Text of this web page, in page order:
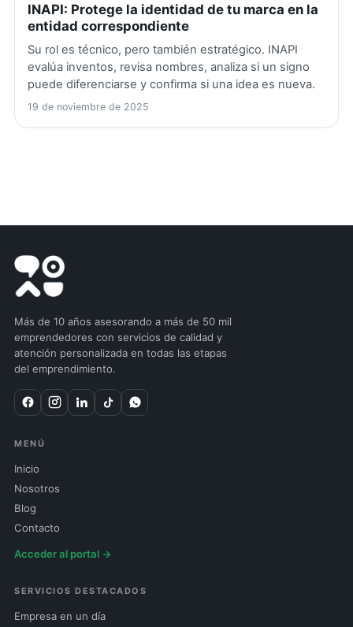
INAPI: Protege la identidad de tu marca en la
entidad correspondiente
Su rol es técnico, pero también estratégico. INAPI
evalúa inventos, revisa nombres, analiza si un signo
puede diferenciarse y confirma si una idea es nueva.
19 de noviembre de 2025
Más de 10 años asesorando a más de 50 mil
emprendedores con servicios de calidad y
atención personalizada en todas las etapas
del emprendimiento.
MENÚ
Inicio
Nosotros
Blog
Contacto
Acceder al portal →
SERVICIOS DESTACADOS
Empresa en un día